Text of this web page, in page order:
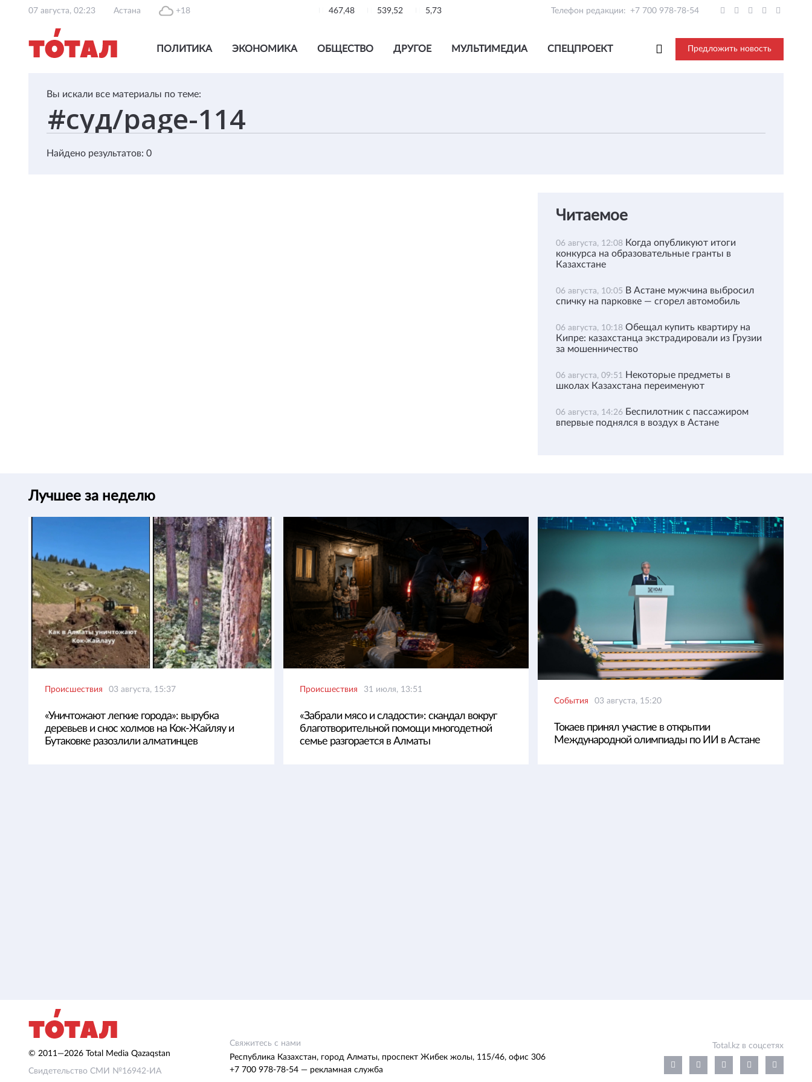
07 августа, 02:23 Астана +18 467,48 539,52 5,73 Телефон редакции: +7 700 978-78-54
ПОЛИТИКА ЭКОНОМИКА ОБЩЕСТВО ДРУГОЕ МУЛЬТИМЕДИА СПЕЦПРОЕКТ Предложить новость
Вы искали все материалы по теме:
Найдено результатов: 0
Читаемое
06 августа, 12:08 Когда опубликуют итоги
конкурса на образовательные гранты в
Казахстане
06 августа, 10:05 В Астане мужчина выбросил
спичку на парковке — сгорел автомобиль
06 августа, 10:18 Обещал купить квартиру на
Кипре: казахстанца экстрадировали из Грузии
за мошенничество
06 августа, 09:51 Некоторые предметы в
школах Казахстана переименуют
06 августа, 14:26 Беспилотник с пассажиром
впервые поднялся в воздух в Астане
Лучшее за неделю
Происшествия 03 августа, 15:37
«Уничтожают легкие города»: вырубка
деревьев и снос холмов на Кок-Жайляу и
Бутаковке разозлили алматинцев
Происшествия 31 июля, 13:51
«Забрали мясо и сладости»: скандал вокруг
благотворительной помощи многодетной
семье разгорается в Алматы
События 03 августа, 15:20
Токаев принял участие в открытии
Международной олимпиады по ИИ в Астане
© 2011—2026 Total Media Qazaqstan
Свидетельство СМИ №16942-ИА
Свяжитесь с нами
Республика Казахстан, город Алматы, проспект Жибек жолы, 115/46, офис 306
+7 700 978-78-54 — рекламная служба
Total.kz в соцсетях